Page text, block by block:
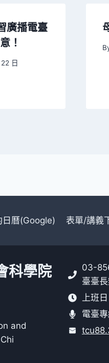
廣播電臺
！
日
日曆(Google) 表單/講義
科學院
and
03-
臺臺長
上班
電臺